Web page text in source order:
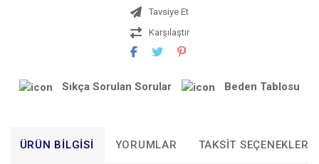
Tavsiye Et
Karşılaştır
Sıkça Sorulan Sorular Beden Tablosu
ÜRÜN BILGISI YORUMLAR TAKSIT SEÇENEKLERI